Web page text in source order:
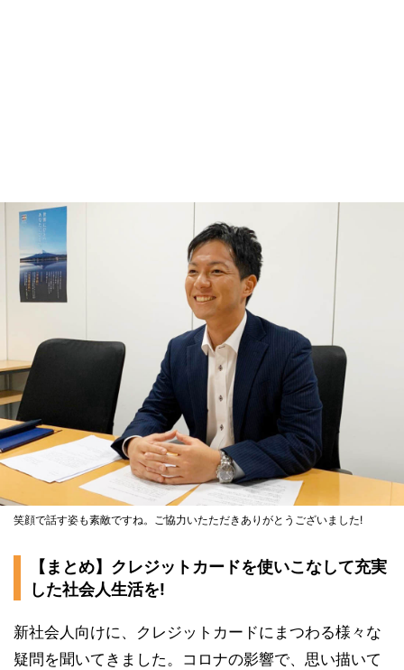
笑顔で話す姿も素敵ですね。ご協力いたただきありがとうございました!
【まとめ】クレジットカードを使いこなして充実
した社会人生活を!
新社会人向けに、クレジットカードにまつわる様々な
疑問を聞いてきました。コロナの影響で、思い描いて